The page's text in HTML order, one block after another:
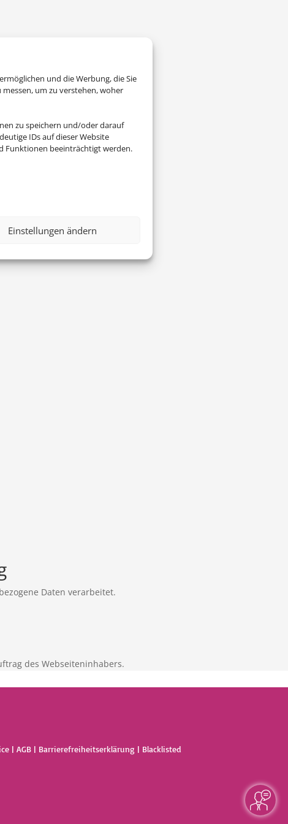
und die Werbung, die Sie
messen, um zu verstehen, woher
zu speichern und/oder darauf
IDs auf dieser Website
Funktionen beeinträchtigt werden.
Einstellungen ändern
Daten verarbeitet.
des Webseiteninhabers.
| AGB| Barrierefreiheitserklärung | Blacklisted